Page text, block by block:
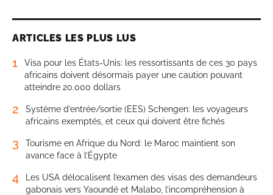
ARTICLES LES PLUS LUS
1
Visa pour les États-Unis: les ressortissants de ces 30 pays
africains doivent désormais payer une caution pouvant
atteindre 20.000 dollars
2
Système d’entrée/sortie (EES) Schengen: les voyageurs
africains exemptés, et ceux qui doivent être fichés
3
Tourisme en Afrique du Nord: le Maroc maintient son
avance face à l’Égypte
4
Les USA délocalisent l’examen des visas des demandeurs
gabonais vers Yaoundé et Malabo, l’incompréhension à